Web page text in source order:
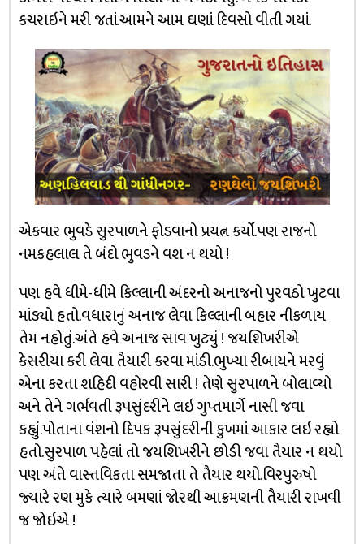
કચરાઇને મરી જતાં.આમને આમ ઘણાં દિવસો વીતી ગયાં.
એકવાર ભુવડે સુરપાળને ફોડવાનો પ્રયત્ન કર્યો.પણ રાજનો
નમકહલાલ તે બંદો ભુવડને વશ ન થયો !
પણ હવે ધીમે-ધીમે કિલ્લાની અંદરનો અનાજનો પુરવઠો ખુટવા
માંડ્યો હતો.વધારાનું અનાજ લેવા કિલ્લાની બહાર નીકળાય
તેમ નહોતું.અંતે હવે અનાજ સાવ ખુટ્યું ! જયશિખરીએ
કેસરીયા કરી લેવા તૈયારી કરવા માંડી.ભુખ્યા રીબાયને મરવું
એના કરતા શહિદી વહોરવી સારી ! તેણે સુરપાળને બોલાવ્યો
અને તેને ગર્ભવતી રૂપસુંદરીને લઇ ગુપ્તમાર્ગે નાસી જવા
કહ્યું.પોતાના વંશનો દિપક રૂપસુંદરીની કુખમાં આકાર લઇ રહ્યો
હતો.સુરપાળ પહેલાં તો જયશિખરીને છોડી જવા તૈયાર ન થયો
પણ અંતે વાસ્તવિકતા સમજાતા તે તૈયાર થયો.વિરપુરુષો
જ્યારે રણ મુકે ત્યારે બમણાં જોરથી આક્રમણની તૈયારી રાખવી
જ જોઇએ !